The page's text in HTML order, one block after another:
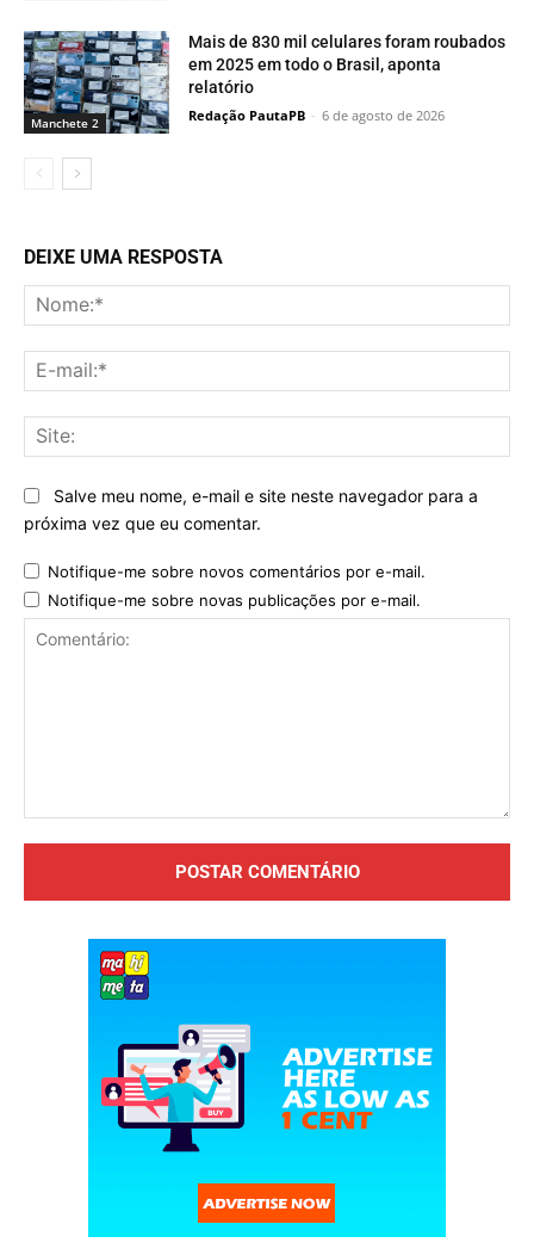
Manchete 2
Mais de 830 mil celulares foram roubados
em 2025 em todo o Brasil, aponta
relatório
Redação PautaPB - 6 de agosto de 2026
DEIXE UMA RESPOSTA
Salve meu nome, e-mail e site neste navegador para a
próxima vez que eu comentar.
Notifique-me sobre novos comentários por e-mail.
Notifique-me sobre novas publicações por e-mail.